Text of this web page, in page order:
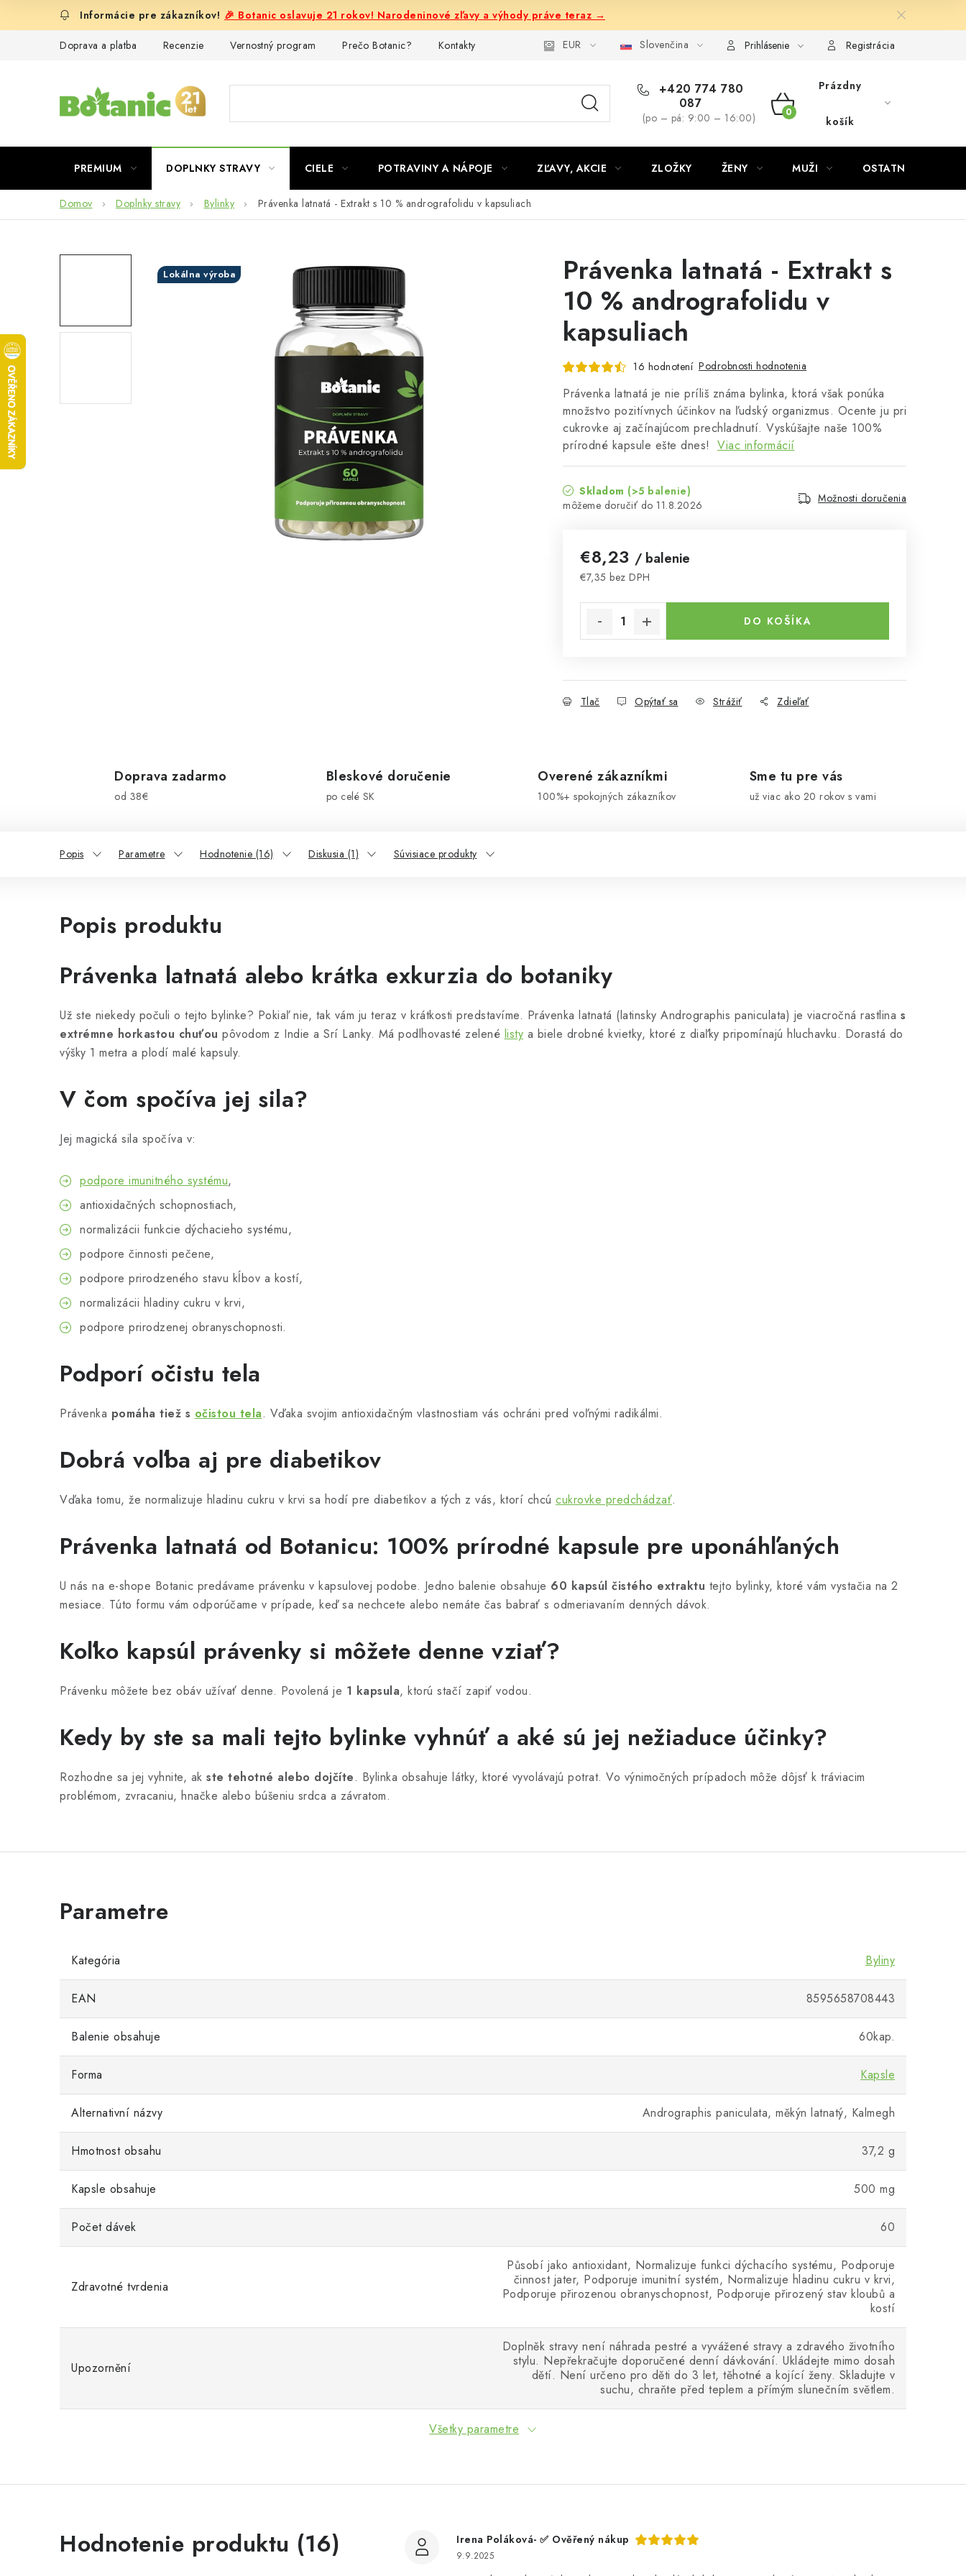
🎉 Botanic oslavuje 21 rokov! Narodeninové zľavy a výhody práve teraz →
Doprava a platba Recenzie Vernostný program Prečo Botanic? Kontakty EUR Slovenčina Prihlásenie Registrácia
+420 774 780
087
(po – pá: 9:00 – 16:00)
NÁKUPNÝ
Prázdny
košík
PREMIUM DOPLNKY STRAVY CIELE POTRAVINY A NÁPOJE ZĽAVY, AKCIE ZLOŽKY ŽENY MUŽI OSTATNÉ
Domov Doplnky stravy Bylinky Právenka latnatá - Extrakt s 10 % andrografolidu v kapsuliach
Právenka latnatá - Extrakt s
10 % andrografolidu v
kapsuliach
16 hodnotení Podrobnosti hodnotenia
Právenka latnatá je nie príliš známa bylinka, ktorá však ponúka
množstvo pozitívnych účinkov na ľudský organizmus. Ocente ju pri
cukrovke aj začínajúcom prechladnutí. Vyskúšajte naše 100%
prírodné kapsule ešte dnes! Viac informácií
Skladom (>5 balenie)
11.8.2026
Možnosti doručenia
€8,23 / balenie
€7,35 bez DPH
DO KOŠÍKA
Tlač Opýtať sa Strážiť Zdieľať
Lokálna výroba
Doprava zadarmo
od 38€
Bleskové doručenie
po celé SK
Overené zákazníkmi
100%+ spokojných zákazníkov
Sme tu pre vás
už viac ako 20 rokov s vami
Popis Parametre Hodnotenie (16) Diskusia (1) Súvisiace produkty
Popis produktu
Právenka latnatá alebo krátka exkurzia do botaniky
Už ste niekedy počuli o tejto bylinke? Pokiaľ nie, tak vám ju teraz v krátkosti predstavíme. Právenka latnatá (latinsky Andrographis paniculata) je viacročná rastlina s
extrémne horkastou chuťou pôvodom z Indie a Srí Lanky. Má podlhovasté zelené listy a biele drobné kvietky, ktoré z diaľky pripomínajú hluchavku. Dorastá do
výšky 1 metra a plodí malé kapsuly.
V čom spočíva jej sila?
Jej magická sila spočíva v:
podpore imunitného systému,
antioxidačných schopnostiach,
normalizácii funkcie dýchacieho systému,
podpore činnosti pečene,
podpore prirodzeného stavu kĺbov a kostí,
normalizácii hladiny cukru v krvi,
podpore prirodzenej obranyschopnosti.
Podporí očistu tela
Právenka pomáha tiež s očistou tela. Vďaka svojim antioxidačným vlastnostiam vás ochráni pred voľnými radikálmi.
Dobrá voľba aj pre diabetikov
Vďaka tomu, že normalizuje hladinu cukru v krvi sa hodí pre diabetikov a tých z vás, ktorí chcú cukrovke predchádzať.
Právenka latnatá od Botanicu: 100% prírodné kapsule pre uponáhľaných
U nás na e-shope Botanic predávame právenku v kapsulovej podobe. Jedno balenie obsahuje 60 kapsúl čistého extraktu tejto bylinky, ktoré vám vystačia na 2
mesiace. Túto formu vám odporúčame v prípade, keď sa nechcete alebo nemáte čas babrať s odmeriavaním denných dávok.
Koľko kapsúl právenky si môžete denne vziať?
Právenku môžete bez obáv užívať denne. Povolená je 1 kapsula, ktorú stačí zapiť vodou.
Kedy by ste sa mali tejto bylinke vyhnúť a aké sú jej nežiaduce účinky?
Rozhodne sa jej vyhnite, ak ste tehotné alebo dojčíte. Bylinka obsahuje látky, ktoré vyvolávajú potrat. Vo výnimočných prípadoch môže dôjsť k tráviacim
problémom, zvracaniu, hnačke alebo búšeniu srdca a závratom.
Kategória Byliny
EAN 8595658708443
Balenie obsahuje 60kap.
Forma Kapsle
Alternativní názvy Andrographis paniculata, měkýn latnatý, Kalmegh
Hmotnost obsahu 37,2 g
Kapsle obsahuje 500 mg
Počet dávek 60
Zdravotné tvrdenia
Působí jako antioxidant, Normalizuje funkci dýchacího systému, Podporuje
činnost jater, Podporuje imunitní systém, Normalizuje hladinu cukru v krvi,
Podporuje přirozenou obranyschopnost, Podporuje přirozený stav kloubů a
kostí
Upozornění
Doplněk stravy není náhrada pestré a vyvážené stravy a zdravého životního
stylu. Nepřekračujte doporučené denní dávkování. Ukládejte mimo dosah
dětí. Není určeno pro děti do 3 let, těhotné a kojící ženy. Skladujte v
suchu, chraňte před teplem a přímým slunečním světlem.
Všetky parametre
Hodnotenie produktu (16)
V
Irena Poláková- ✅ Ověřený nákup
9.9.2025